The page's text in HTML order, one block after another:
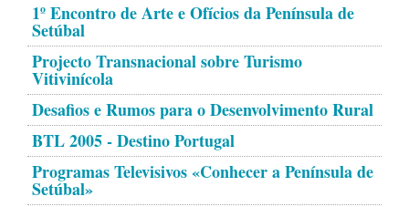
1º Encontro de Arte e Ofícios da Península de
Setúbal
Projecto Transnacional sobre Turismo
Vitivinícola
Desafios e Rumos para o Desenvolvimento Rural
BTL 2005 - Destino Portugal
Programas Televisivos «Conhecer a Península de
Setúbal»